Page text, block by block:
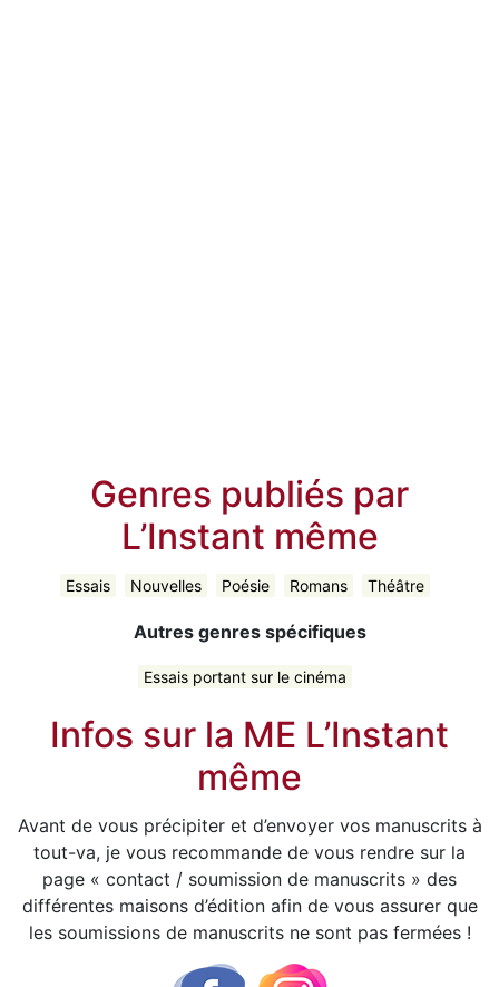
Genres publiés par
L’Instant même
Essais Nouvelles Poésie Romans Théâtre
Autres genres spécifiques
Essais portant sur le cinéma
Infos sur la ME L’Instant
même
Avant de vous précipiter et d’envoyer vos manuscrits à
tout-va, je vous recommande de vous rendre sur la
page « contact / soumission de manuscrits » des
différentes maisons d’édition afin de vous assurer que
les soumissions de manuscrits ne sont pas fermées !